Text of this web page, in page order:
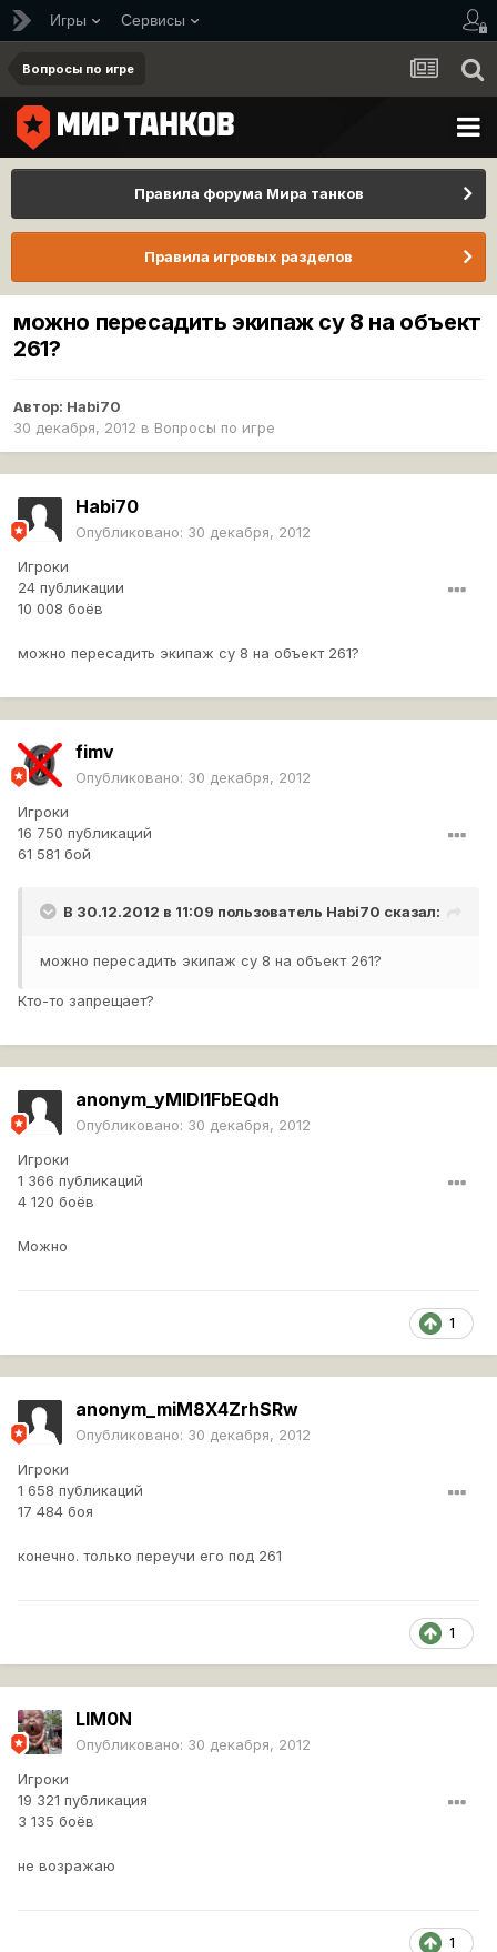
Игры Сервисы
Вопросы по игре
Правила форума Мира танков
Правила игровых разделов
можно пересадить экипаж су 8 на объект
261?
Автор: Habi70
30 декабря, 2012 в Вопросы по игре
Habi70
Опубликовано: 30 декабря, 2012
Игроки
24 публикации
10 008 боёв
можно пересадить экипаж су 8 на объект 261?
fimv
Опубликовано: 30 декабря, 2012
Игроки
16 750 публикаций
61 581 бой
В 30.12.2012 в 11:09 пользователь Habi70 сказал:
можно пересадить экипаж су 8 на объект 261?
Кто-то запрещает?
anonym_yMIDl1FbEQdh
Опубликовано: 30 декабря, 2012
Игроки
1 366 публикаций
4 120 боёв
Можно
1
anonym_miM8X4ZrhSRw
Опубликовано: 30 декабря, 2012
Игроки
1 658 публикаций
17 484 боя
конечно. только переучи его под 261
1
LlM0N
Опубликовано: 30 декабря, 2012
Игроки
19 321 публикация
3 135 боёв
не возражаю
1